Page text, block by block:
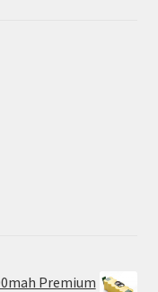
Premium